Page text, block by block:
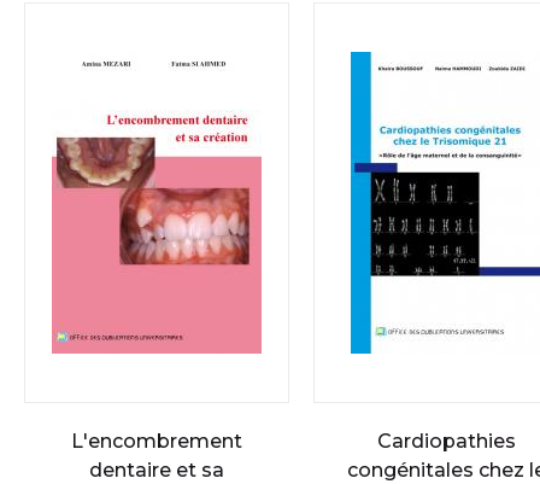
glioblastome et
charge
L'encombrement
dentaire et sa
Cardiopathies
congénitales chez